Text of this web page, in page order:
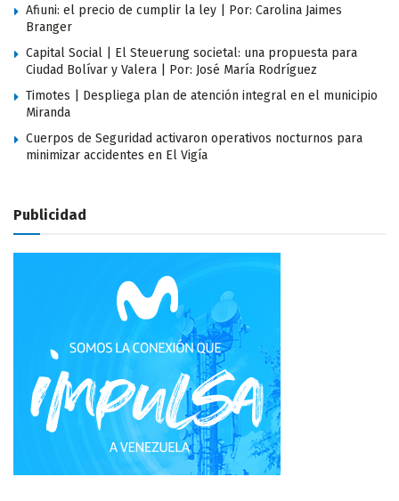
Afiuni: el precio de cumplir la ley | Por: Carolina Jaimes
Branger
Capital Social | El Steuerung societal: una propuesta para
Ciudad Bolívar y Valera | Por: José María Rodríguez
Timotes | Despliega plan de atención integral en el municipio
Miranda
Cuerpos de Seguridad activaron operativos nocturnos para
minimizar accidentes en El Vigía
Publicidad